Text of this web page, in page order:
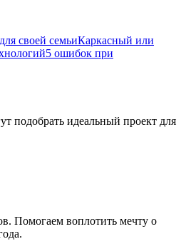
своей семьиКаркасный или
5 ошибок при
подобрать идеальный проект для
Помогаем воплотить мечту о